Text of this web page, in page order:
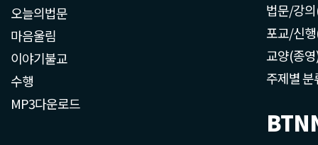
오늘의법문
마음울림
이야기불교
수행
MP3다운로드
법문/강
포교/신
교양(종
주제별 분